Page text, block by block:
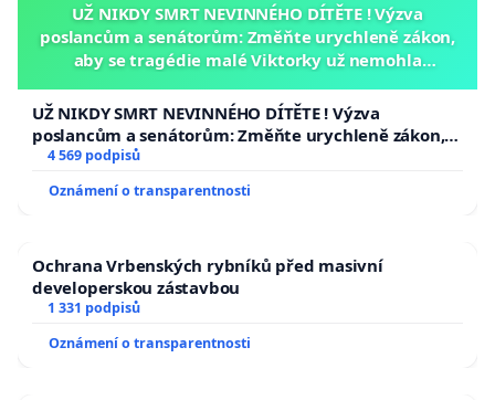
UŽ NIKDY SMRT NEVINNÉHO DÍTĚTE ! Výzva
poslancům a senátorům: Změňte urychleně zákon,
aby se tragédie malé Viktorky už nemohla
UŽ NIKDY SMRT NEVINNÉHO DÍTĚTE ! Výzva
poslancům a senátorům: Změňte urychleně zákon,
aby se tragédie malé Viktorky už nemohla opakovat!
4 569 podpisů
Oznámení o transparentnosti
Ochrana Vrbenských rybníků před masivní
developerskou zástavbou
1 331 podpisů
Oznámení o transparentnosti